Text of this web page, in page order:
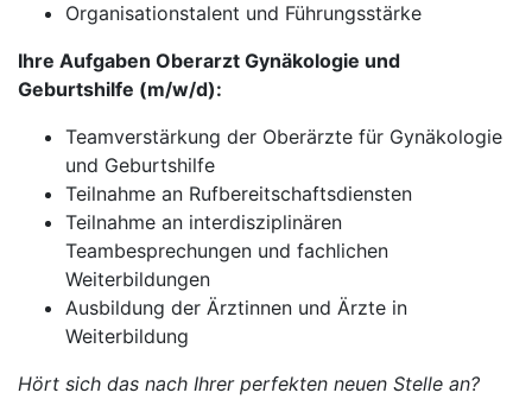
Organisationstalent und Führungsstärke
Ihre Aufgaben Oberarzt Gynäkologie und
Geburtshilfe​​​​​​​ (m/w/d):
Teamverstärkung der Oberärzte für Gynäkologie
und Geburtshilfe
Teilnahme an Rufbereitschaftsdiensten
Teilnahme an interdisziplinären
Teambesprechungen und fachlichen
Weiterbildungen
Ausbildung der Ärztinnen und Ärzte in
Weiterbildung
Hört sich das nach Ihrer perfekten neuen Stelle an?